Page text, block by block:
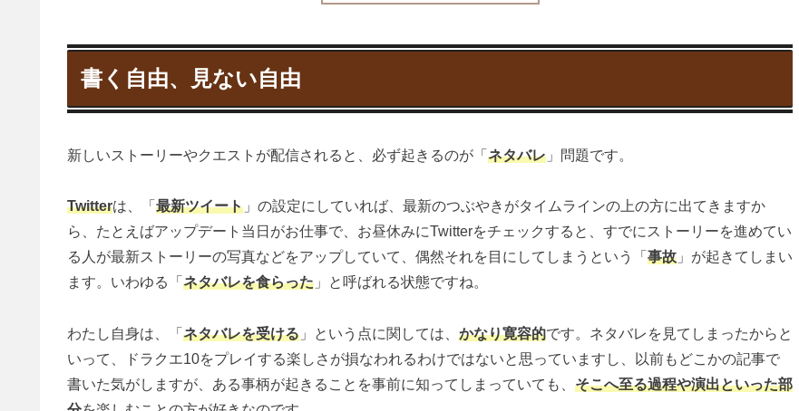
書く自由、見ない自由
新しいストーリーやクエストが配信されると、必ず起きるのが「 ネタバレ 」問題です。
Twitterは、「 最新ツイート 」の設定にしていれば、最新のつぶやきがタイムラインの上の方に出てきますか
ら、たとえばアップデート当日がお仕事で、お昼休みにTwitterをチェックすると、すでにストーリーを進めてい
る人が最新ストーリーの写真などをアップしていて、偶然それを目にしてしまうという「 事故 」が起きてしまい
ます。いわゆる「 ネタバレを食らった 」と呼ばれる状態ですね。
わたし自身は、「 ネタバレを受ける 」という点に関しては、 かなり寛容的です。ネタバレを見てしまったからと
いって、ドラクエ10をプレイする楽しさが損なわれるわけではないと思っていますし、以前もどこかの記事で
書いた気がしますが、ある事柄が起きることを事前に知ってしまっていても、 そこへ至る過程や演出といった部